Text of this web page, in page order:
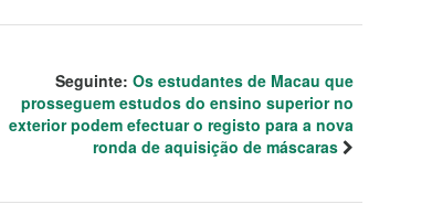
Seguinte: Os estudantes de Macau que
prosseguem estudos do ensino superior no
exterior podem efectuar o registo para a nova
ronda de aquisição de máscaras